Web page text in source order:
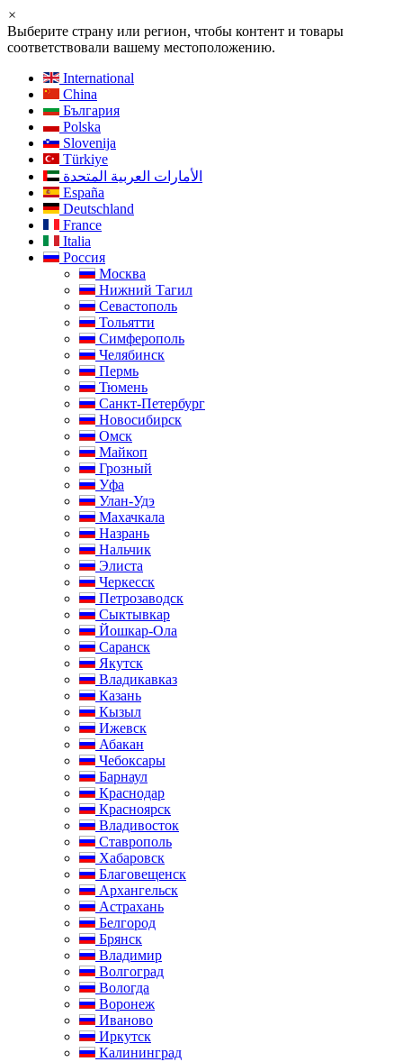
×
Выберите страну или регион, чтобы контент и товары
соответствовали вашему местоположению.
International
China
България
Polska
Slovenija
Türkiye
الأمارات العربية المتحدة
España
Deutschland
France
Italia
Россия
Москва
Нижний Тагил
Севастополь
Тольятти
Симферополь
Челябинск
Пермь
Тюмень
Санкт-Петербург
Новосибирск
Омск
Майкоп
Грозный
Уфа
Улан-Удэ
Махачкала
Назрань
Нальчик
Элиста
Черкесск
Петрозаводск
Сыктывкар
Йошкар-Ола
Саранск
Якутск
Владикавказ
Казань
Кызыл
Ижевск
Абакан
Чебоксары
Барнаул
Краснодар
Красноярск
Владивосток
Ставрополь
Хабаровск
Благовещенск
Архангельск
Астрахань
Белгород
Брянск
Владимир
Волгоград
Вологда
Воронеж
Иваново
Иркутск
Калининград